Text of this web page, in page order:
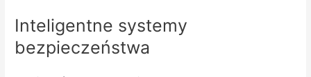
Inteligentne systemy
bezpieczeństwa